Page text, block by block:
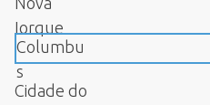
Iorque
Columbu
s
Cidade do